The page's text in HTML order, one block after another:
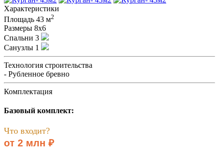
Характеристики
Площадь 43 м2
Размеры 8х6
Спальни 3
Санузлы 1
Технология строительства
- Рубленное бревно
Комплектация
Базовый комплект:
Что входит?
от 2 млн ₽